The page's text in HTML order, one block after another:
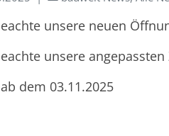
unsere neuen
unsere
dem 03.11.2025